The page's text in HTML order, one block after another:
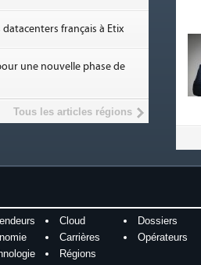
français à Etix
une nouvelle phase de
Tous les articles régions
Cloud
Dossiers
Carrières
Opérateurs
Régions